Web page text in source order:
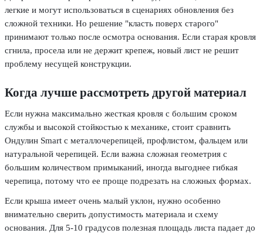
легкие и могут использоваться в сценариях обновления без
сложной техники. Но решение "класть поверх старого"
принимают только после осмотра основания. Если старая кровля
сгнила, просела или не держит крепеж, новый лист не решит
проблему несущей конструкции.
Когда лучше рассмотреть другой материал
Если нужна максимально жесткая кровля с большим сроком
службы и высокой стойкостью к механике, стоит сравнить
Ондулин Smart с металлочерепицей, профлистом, фальцем или
натуральной черепицей. Если важна сложная геометрия с
большим количеством примыканий, иногда выгоднее гибкая
черепица, потому что ее проще подрезать на сложных формах.
Если крыша имеет очень малый уклон, нужно особенно
внимательно сверить допустимость материала и схему
основания. Для 5-10 градусов полезная площадь листа падает до